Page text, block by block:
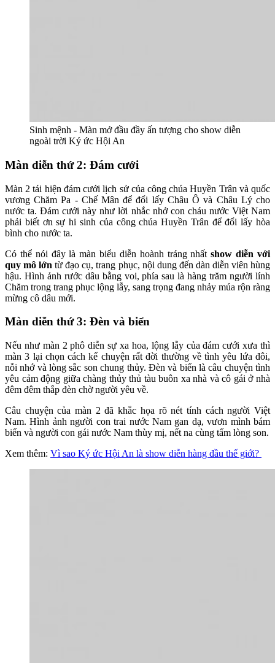
Sinh mệnh - Màn mở đầu đầy ấn tượng cho show diễn
ngoài trời Ký ức Hội An
Màn diễn thứ 2: Đám cưới
Màn 2 tái hiện đám cưới lịch sử của công chúa Huyền Trân và quốc
vương Chăm Pa - Chế Mân để đổi lấy Châu Ô và Châu Lý cho
nước ta. Đám cưới này như lời nhắc nhở con cháu nước Việt Nam
phải biết ơn sự hi sinh của công chúa Huyền Trân để đổi lấy hòa
bình cho nước ta.
Có thể nói đây là màn biểu diễn hoành tráng nhấtshow diễn với
quy mô lớn từ đạo cụ, trang phục, nội dung đến dàn diễn viên hùng
hậu. Hình ảnh rước dâu bằng voi, phía sau là hàng trăm người lính
Chăm trong trang phục lộng lẫy, sang trọng đang nhảy múa rộn ràng
mừng cô dâu mới.
Màn diễn thứ 3: Đèn và biển
Nếu như màn 2 phô diễn sự xa hoa, lộng lẫy của đám cưới xưa thì
màn 3 lại chọn cách kể chuyện rất đời thường về tình yêu lứa đôi,
nỗi nhớ và lòng sắc son chung thủy. Đèn và biển là câu chuyện tình
yêu cảm động giữa chàng thủy thủ tàu buôn xa nhà và cô gái ở nhà
đêm đêm thắp đèn chờ người yêu về.
Câu chuyện của màn 2 đã khắc họa rõ nét tính cách người Việt
Nam. Hình ảnh người con trai nước Nam gan dạ, vươn mình bám
biển và người con gái nước Nam thùy mị, nết na cùng tấm lòng son.
Xem thêm: Vì sao Ký ức Hội An là show diễn hàng đầu thế giới?